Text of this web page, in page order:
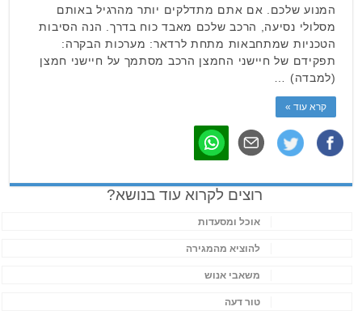
המנוע שלכם. אם אתם מתדלקים יותר מהרגיל באותם
מסלולי נסיעה, הרכב שלכם מאבד כוח בדרך. הנה הסיבות
הטכניות שמתחבאות מתחת לרדאר: מערכות הבקרה:
תפקידם של חיישני החמצן הרכב מסתמך על חיישני חמצן
(למבדה) …
קרא עוד »
רוצים לקרוא עוד בנושא?
אוכל ומסעדות
להוציא מהמגירה
משאבי אנוש
טור דעה